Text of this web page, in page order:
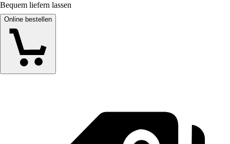
Bequem liefern lassen
Online bestellen